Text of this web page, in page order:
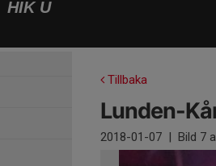
HIK U
Tillbaka
Lunden-
2018-01-07 | Bild 7